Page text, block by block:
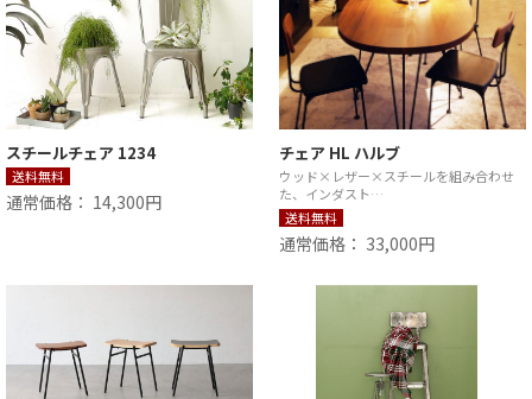
スチールチェア 1234
送料無料
通常価格： 14,300円
チェア HL ハルブ
ウッド×レザー×スチールを組み合わせ
た、インダスト…
送料無料
通常価格： 33,000円